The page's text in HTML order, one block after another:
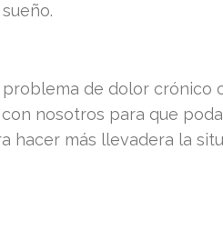
de dolor crónico
nosotros para que
hacer más llevadera la